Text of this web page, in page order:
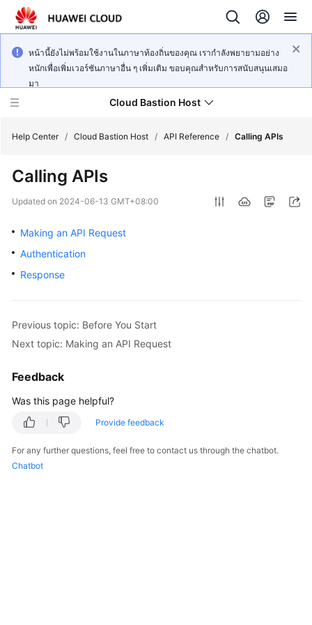
หน้านี้ยังไม่พร้อมใช้งานในภาษาท้องถิ่นของคุณ เรากำลังพยายามอย่าง
หนักเพื่อเพิ่มเวอร์ชันภาษาอื่น ๆ เพิ่มเติม ขอบคุณสำหรับการสนับสนุนเสมอ
มา
Cloud Bastion Host
What's
New
Service
Billing
Started
Guide
Best
Practices
API
Reference
Help Center / Cloud Bastion Host / API Reference / Calling APIs
Calling APIs
Updated on 2024-06-13 GMT+08:00
Making an API Request
Authentication
Response
Previous topic: Before You Start
Next topic: Making an API Request
Feedback
Was this page helpful?
Provide feedback
For any further questions, feel free to contact us through the chatbot.
Chatbot